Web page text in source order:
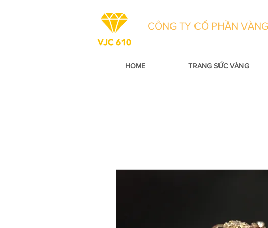
CÔNG TY CỔ PHẦN
HOME TRANG SỨC VÀNG